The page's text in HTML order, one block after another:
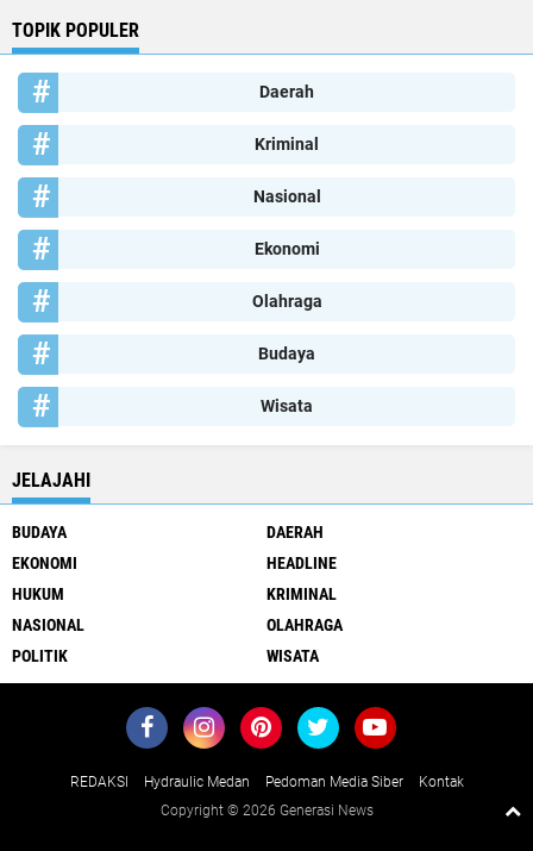
TOPIK POPULER
Daerah
Kriminal
Nasional
Ekonomi
Olahraga
Budaya
Wisata
JELAJAHI
BUDAYA
DAERAH
EKONOMI
HEADLINE
HUKUM
KRIMINAL
NASIONAL
OLAHRAGA
POLITIK
WISATA
REDAKSI Hydraulic Medan Pedoman Media Siber
Kontak
Copyright © 2026 Generasi News